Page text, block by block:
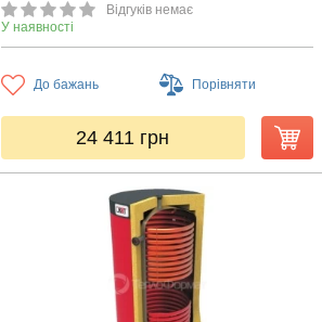
Відгуків немає
У наявності
До бажань Порівняти
24 411 грн